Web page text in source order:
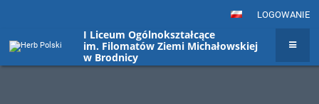
LOGOWANIE
I Liceum Ogólnokształcące
im. Filomatów Ziemi Michałowskiej
w Brodnicy